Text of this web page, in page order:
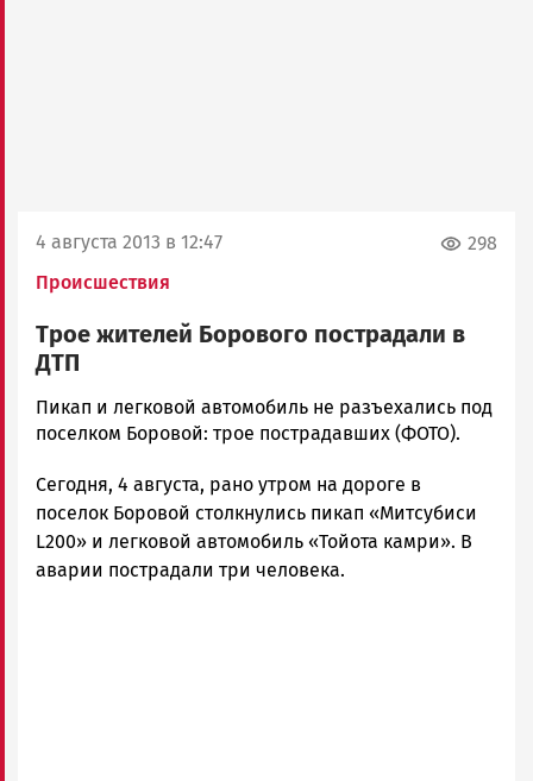
4 августа 2013 в 12:47
Происшествия
298
Трое жителей Борового пострадали в
ДТП
admintimur
Новости
и
Карелии
|
Петрозаводск
Пикап и легковой автомобиль не разъехались под
поселком Боровой: трое пострадавших (ФОТО).
Сегодня, 4 августа, рано утром на дороге в
поселок Боровой столкнулись пикап «Митсубиси
L200» и легковой автомобиль «Тойота камри». В
аварии пострадали три человека.